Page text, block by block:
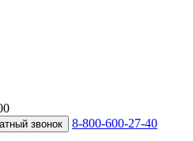
звонок 8-800-600-27-40